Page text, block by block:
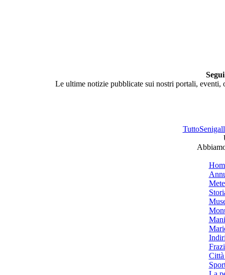
Le ultime notizie pubblicate sui nostri portali,
Città